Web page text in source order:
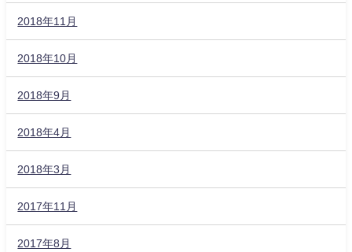
2018年11月
2018年10月
2018年9月
2018年4月
2018年3月
2017年11月
2017年8月